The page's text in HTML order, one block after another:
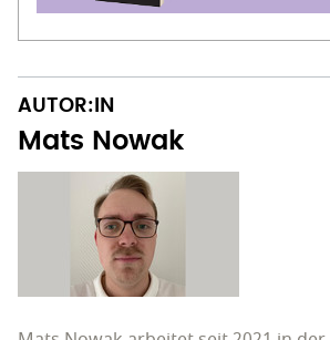
AUTOR:IN
Mats Nowak